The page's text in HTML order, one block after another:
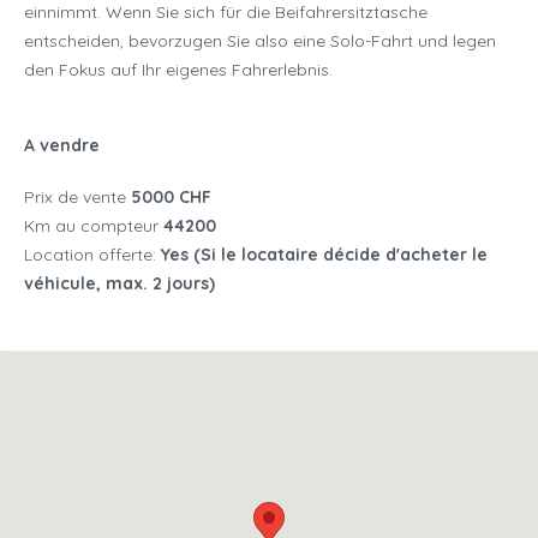
einnimmt. Wenn Sie sich für die Beifahrersitztasche
entscheiden, bevorzugen Sie also eine Solo-Fahrt und legen
den Fokus auf Ihr eigenes Fahrerlebnis.
A vendre
Prix de vente 5000 CHF
Km au compteur 44200
Location offerte: Yes (Si le locataire décide d'acheter le
véhicule, max. 2 jours)